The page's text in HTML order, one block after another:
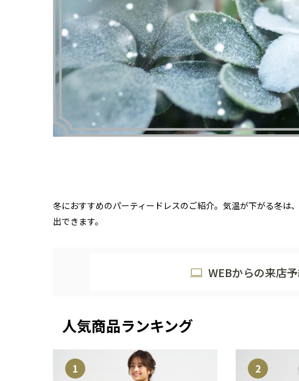
冬におすすめのパーティードレスのご紹介。気温が下がる冬は
出できます。
WEBからの来店
人気商品ランキング